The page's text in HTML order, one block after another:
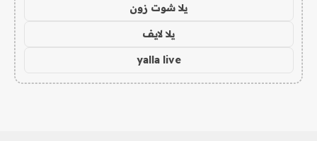
يلا شوت زون
يلا لايف
yalla live